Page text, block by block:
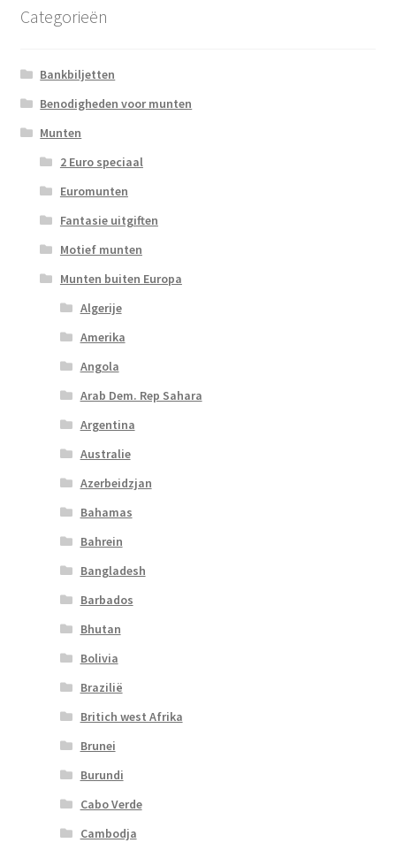
Categorieën
Bankbiljetten
Benodigheden voor munten
Munten
2 Euro speciaal
Euromunten
Fantasie uitgiften
Motief munten
Munten buiten Europa
Algerije
Amerika
Angola
Arab Dem. Rep Sahara
Argentina
Australie
Azerbeidzjan
Bahamas
Bahrein
Bangladesh
Barbados
Bhutan
Bolivia
Brazilië
Britich west Afrika
Brunei
Burundi
Cabo Verde
Cambodja